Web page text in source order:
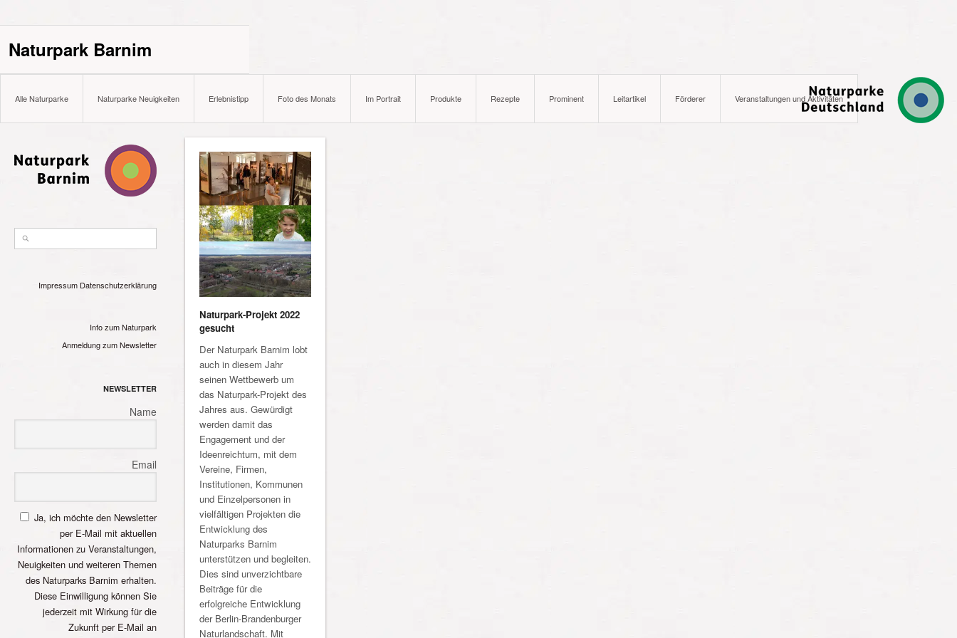
Naturpark Barnim
Alle Naturparke Naturparke Neuigkeiten Erlebnistipp Foto des Monats Im Portrait Produkte Rezepte Prominent Leitartikel Förderer Veranstaltungen und Aktivitäten
Impressum Datenschutzerklärung
Info zum Naturpark
Anmeldung zum Newsletter
NEWSLETTER
Name
Email
Ja, ich möchte den Newsletter
per E-Mail mit aktuellen
Informationen zu Veranstaltungen,
Neuigkeiten und weiteren Themen
des Naturparks Barnim erhalten.
Diese Einwilligung können Sie
jederzeit mit Wirkung für die
Zukunft per E-Mail an
Naturpark-Projekt 2022
gesucht
Der Naturpark Barnim lobt
auch in diesem Jahr
seinen Wettbewerb um
das Naturpark-Projekt des
Jahres aus. Gewürdigt
werden damit das
Engagement und der
Ideenreichtum, mit dem
Vereine, Firmen,
Institutionen, Kommunen
und Einzelpersonen in
vielfältigen Projekten die
Entwicklung des
Naturparks Barnim
unterstützen und begleiten.
Dies sind unverzichtbare
Beiträge für die
erfolgreiche Entwicklung
der Berlin-Brandenburger
Naturlandschaft. Mit